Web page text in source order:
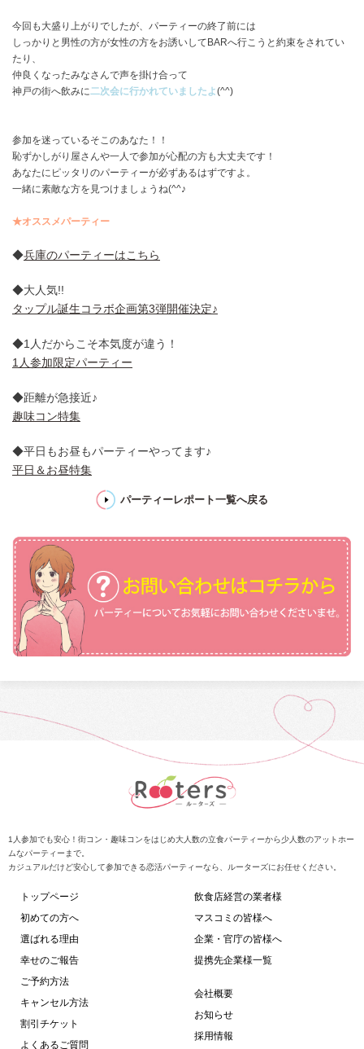
今回も大盛り上がりでしたが、パーティーの終了前には
しっかりと男性の方が女性の方をお誘いしてBARへ行こうと約束をされてい
たり、
仲良くなったみなさんで声を掛け合って
神戸の街へ飲みに二次会に行かれていましたよ(^^)
参加を迷っているそこのあなた！！
恥ずかしがり屋さんや一人で参加が心配の方も大丈夫です！
あなたにピッタリのパーティーが必ずあるはずですよ。
一緒に素敵な方を見つけましょうね(^^♪
★オススメパーティー
◆兵庫のパーティーはこちら
◆大人気!!
タップル誕生コラボ企画第3弾開催決定♪
◆1人だからこそ本気度が違う！
1人参加限定パーティー
◆距離が急接近♪
趣味コン特集
◆平日もお昼もパーティーやってます♪
平日＆お昼特集
パーティーレポート一覧へ戻る
1人参加でも安心！街コン・趣味コンをはじめ大人数の立食パーティーから少人数のアットホー
ムなパーティーまで。
カジュアルだけど安心して参加できる恋活パーティーなら、ルーターズにお任せください。
トップページ
初めての方へ
選ばれる理由
幸せのご報告
ご予約方法
キャンセル方法
割引チケット
よくあるご質問
飲食店経営の業者様
マスコミの皆様へ
企業・官庁の皆様へ
提携先企業様一覧
会社概要
お知らせ
採用情報